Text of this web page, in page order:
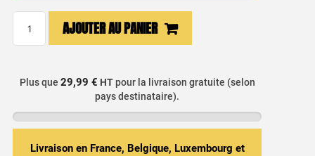
Shebam
Splash
AJOUTER AU PANIER
Plus que 29,99 € HTpour la livraison gratuite (selon
pays destinataire).
Livraison en France, Belgique, Luxembourg et